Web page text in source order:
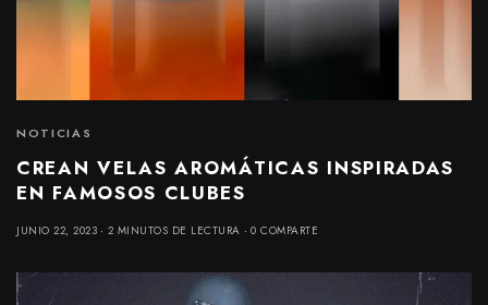
NOTICIAS
CREAN VELAS AROMÁTICAS INSPIRADAS
EN FAMOSOS CLUBES
JUNIO 22, 2023 2 MINUTOS DE LECTURA 0 COMPARTE